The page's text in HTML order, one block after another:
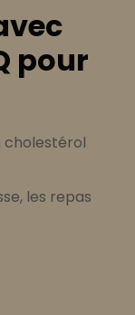
pour
cholestérol
les repas